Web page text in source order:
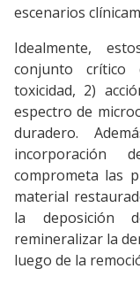
escenarios
Idealmente,
conjunto crítico
toxicidad, 2)
espectro de
duradero.
incorporación
comprometa las
material
la deposición
remineralizar la
luego de la